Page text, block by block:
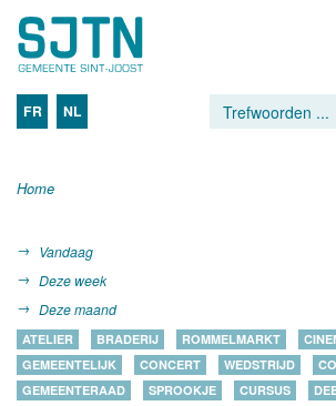
FR NL
Home
Vandaag
Deze week
Deze maand
ATELIER BRADERIJ ROMMELMARKT
GEMEENTELIJK
CONCERT WEDSTRIJD
GEMEENTERAAD
SPROOKJE CURSUS